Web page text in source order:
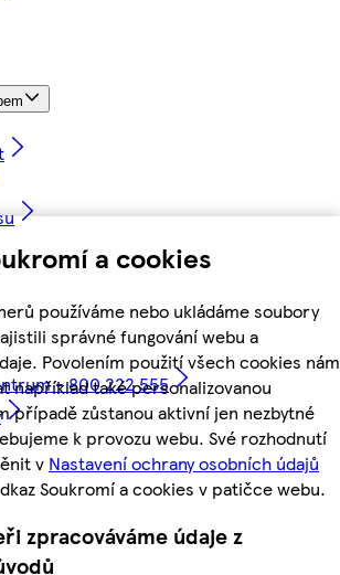
a cookies
používáme nebo ukládáme soubory
správné fungování webu a
Povolením použití všech cookies nám
například také personalizovanou
případě zůstanou aktivní jen nezbytné
k provozu webu. Své rozhodnutí
v Nastavení ochrany osobních údajů
Soukromí a cookies v patičce webu.
zpracováváme údaje z
- 800 222 555